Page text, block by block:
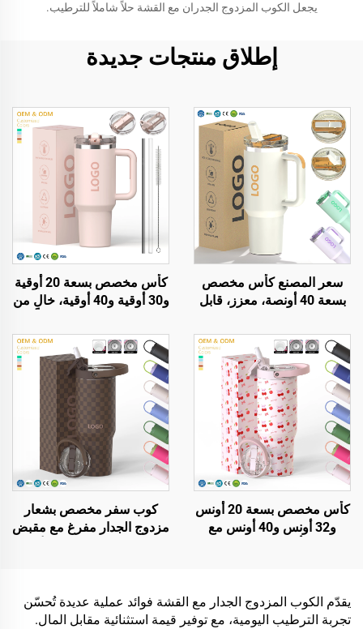
يجعل الكوب المزدوج الجدران مع القشة حلاً شاملاً للترطيب.
إطلاق منتجات جديدة
سعر المصنع كأس مخصص
بسعة 40 أونصة، معزز، قابل
الفولاذ المقاوم للصدأ، جدار
مزدوج، زجاجة سفر مع
مقبض وغطاء بقش مستقيم
كأس مخصص بسعة 20 أوقية
و30 أوقية و40 أوقية، خالٍ من
للطي وكأس معزول من
الفولاذ المقاوم للصدأ، مزود
بغطاء مقاوم للتسرب وقشة
ومقبض مناسب للسفر
كأس مخصص بسعة 20 أونس
و32 أونس و40 أونس مع
مقبض للسوائل الساخنة
والباردة
كوب سفر مخصص بشعار
مزدوج الجدار مفرغ مع مقبض
غطاء للشرب الساخن والبارد
يقدّم الكوب المزدوج الجدار مع القشة فوائد عملية عديدة تُحسّن
تجربة الترطيب اليومية، مع توفير قيمة استثنائية مقابل المال.